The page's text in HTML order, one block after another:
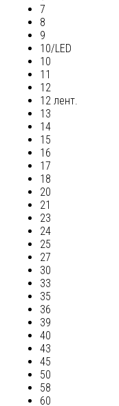
7
8
9
10/LED
10
11
12
12 лент.
13
14
15
16
17
18
20
21
23
24
25
27
30
33
35
36
39
40
43
45
50
58
60